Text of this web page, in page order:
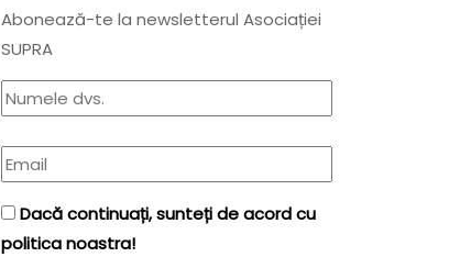
Abonează-te la newsletterul Asociației
SUPRA
Dacă continuați, sunteți de acord cu
politica noastra!